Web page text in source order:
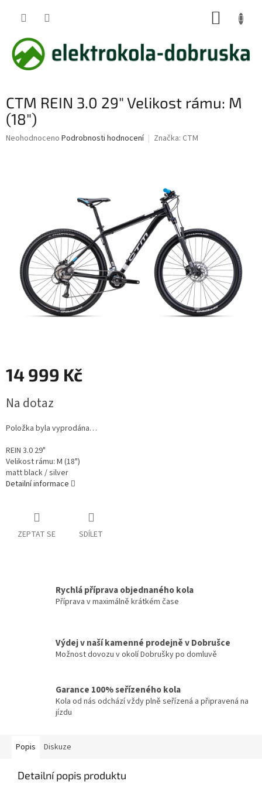
CTM REIN 3.0 29" Velikost rámu: M
(18")
Průměrné
Neohodnoceno Podrobnosti hodnocení Značka: CTM
14 999 Kč
cena:
Na dotaz
Položka byla vyprodána…
REIN 3.0 29"
Velikost rámu: M (18")
matt black / silver
Detailní informace
ZEPTAT SE SDÍLET
Rychlá příprava objednaného kola
Příprava v maximálně krátkém čase
Výdej v naší kamenné prodejně v Dobrušce
Možnost dovozu v okolí Dobrušky po domluvě
Garance 100% seřízeného kola
Kola od nás odchází vždy plně seřízená a připravená na
jízdu
Popis Diskuze
Detailní popis produktu